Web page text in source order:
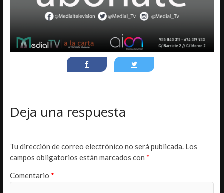
Deja una respuesta
Tu dirección de correo electrónico no será publicada. Los
campos obligatorios están marcados con *
Comentario *